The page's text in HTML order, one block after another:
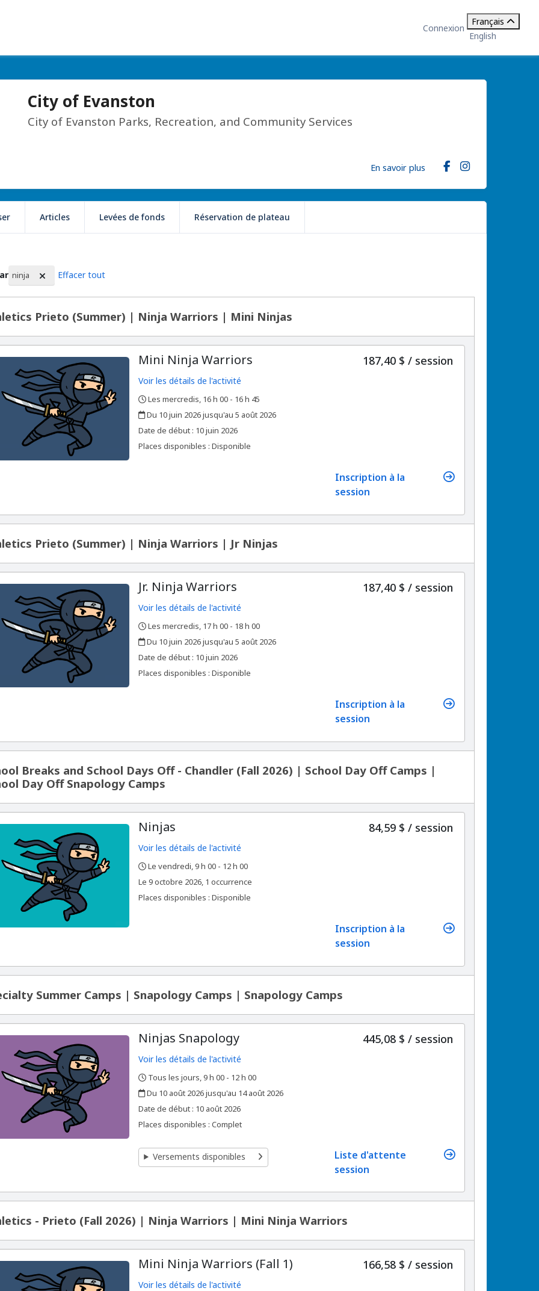
Connexion
Français
English
City of Evanston
City of Evanston Parks, Recreation, and Community Services
En savoir plus
Articles Levées de fonds Réservation de plateau
ninja Effacer tout
Prieto (Summer) | Ninja Warriors | Mini Ninjas
Mini Ninja Warriors
Voir les détails de l'activité
,
Les mercredis, 16 h 00 - 16 h 45
, Du 10 juin 2026 jusqu'au 5 août 2026
Date de début : ,10 juin 2026
Places disponibles : Disponible
187,40 $ / par
session
Inscription à la
session
Prieto (Summer) | Ninja Warriors | Jr Ninjas
Jr. Ninja Warriors
Voir les détails de l'activité
,
Les mercredis, 17 h 00 - 18 h 00
, Du 10 juin 2026 jusqu'au 5 août 2026
Date de début : ,10 juin 2026
Places disponibles : Disponible
187,40 $ / par
session
Inscription à la
session
Breaks and School Days Off - Chandler (Fall 2026) | School Day Off Camps |
Day Off Snapology Camps
Ninjas
Voir les détails de l'activité
,
Le vendredi, 9 h 00 - 12 h 00
Le,9 octobre 2026, 1 occurrence
Places disponibles : Disponible
84,59 $ / par
session
Inscription à la
session
Summer Camps | Snapology Camps | Snapology Camps
Ninjas Snapology
Voir les détails de l'activité
,
Tous les jours, 9 h 00 - 12 h 00
, Du 10 août 2026 jusqu'au 14 août 2026
Date de début : ,10 août 2026
Places disponibles : Complet
445,08 $ / par
session
Liste d'attente
session
Versements disponibles
- Prieto (Fall 2026) | Ninja Warriors | Mini Ninja Warriors
Mini Ninja Warriors (Fall 1)
Voir les détails de l'activité
166,58 $ / par
session